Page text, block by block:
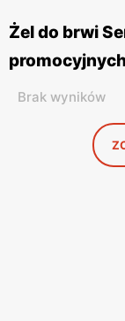
Żel do brwi
promocyjnych
Brak wyników